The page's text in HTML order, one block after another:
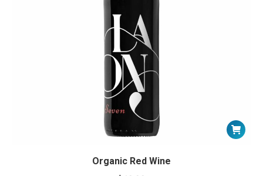
Organic Red Wine